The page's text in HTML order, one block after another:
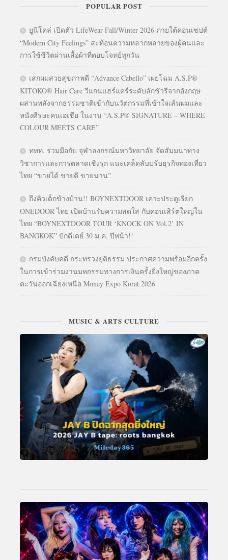
POPULAR POST
ยูนิโคล่ เปิดตัว LifeWear Fall/Winter 2026 ภายใต้คอนเซปต์
“Modern City Feelings” สะท้อนความหลากหลายของผู้คนและ
การใช้ชีวิตผ่านเสื้อผ้าที่ตอบโจทย์ทุกวัน
เสกผมสวยสุขภาพดี “Advance Cabello” เผยโฉม A.S.P®
KITOKO® Hair Care วีแกนแฮร์แคร์ระดับลักชัวรีจากอังกฤษ
ผสานพลังจากธรรมชาติเข้ากับนวัตกรรมที่เข้าใจเส้นผมและ
หนังศีรษะคนเอเชีย ในงาน “A.S.P® SIGNATURE – WHERE
COLOUR MEETS CARE”
ททท. ร่วมมือกับ จุฬาลงกรณ์มหาวิทยาลัย จัดสัมมนาทาง
วิชาการและการตลาดเชิงรุก แนะเคล็ดลับปรับธุรกิจท่องเที่ยว
ไทย “ขายได้ ขายดี ขายนาน”
ถึงคิวเด็กข้างบ้าน!! BOYNEXTDOOR เคาะประตูเรียก
ONEDOOR ไทย เปิดบ้านรับความสดใส กับคอนเสิร์ตใหญ่ใน
ไทย “BOYNEXTDOOR TOUR ‘KNOCK ON Vol.2’ IN
BANGKOK” ปักดีเดย์ 30 ม.ค. ปีหน้า!!
กรมบังคับคดี กระทรวงยุติธรรม ประกาศความพร้อมอีกครั้ง
ในการเข้าร่วมงานมหกรรมทางการเงินครั้งยิ่งใหญ่ของภาค
ตะวันออกเฉียงเหนือ Money Expo Korat 2026
MUSIC & ARTS CULTURE